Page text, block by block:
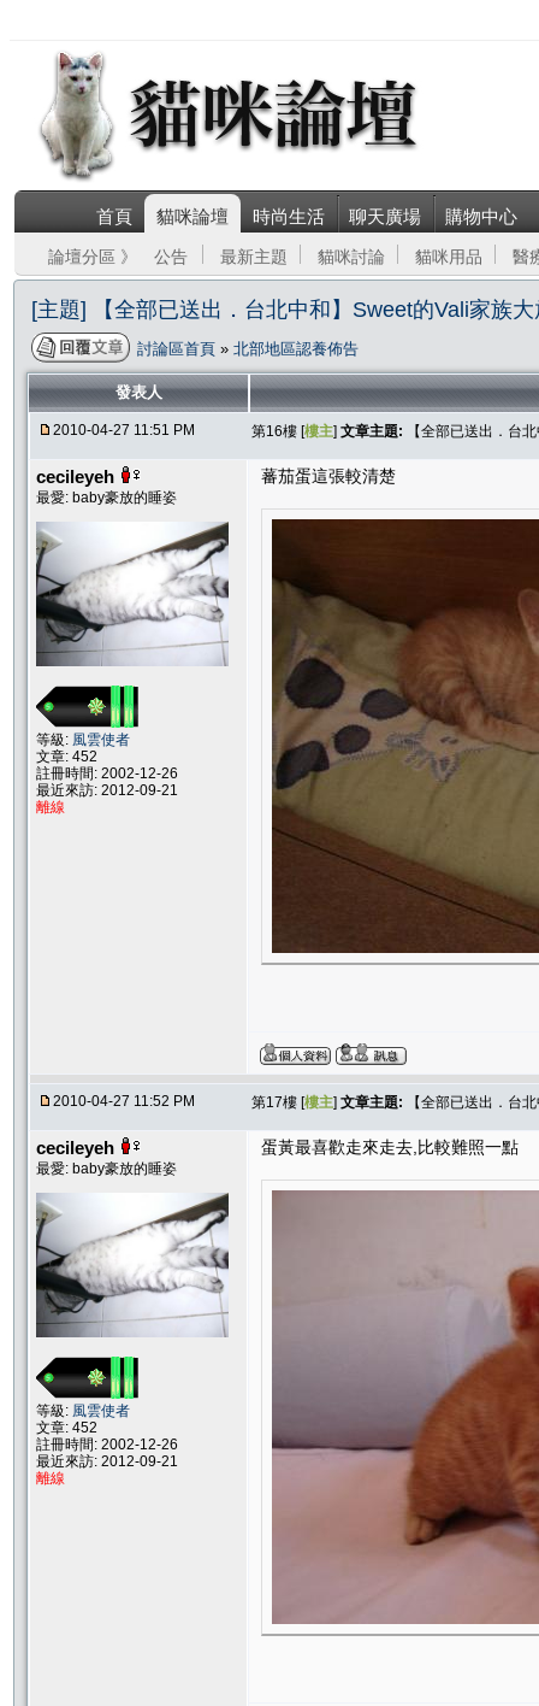
首頁 貓咪論壇 時尚生活 聊天廣場 購物中心
論壇分區 》 公告 最新主題 貓咪討論 貓咪用品 醫
[主題] 【全部已送出．台北中和】Sweet的Vali家族
討論區首頁 » 北部地區認養佈告
發表人
2010-04-27 11:51 PM 第16樓 [樓主] 文章主題: 【全部已送出．台
cecileyeh
最愛: baby豪放的睡姿
等級: 風雲使者
文章: 452
註冊時間: 2002-12-26
最近來訪: 2012-09-21
離線
蕃茄蛋這張較清楚
2010-04-27 11:52 PM 第17樓 [樓主] 文章主題: 【全部已送出．台
cecileyeh
最愛: baby豪放的睡姿
等級: 風雲使者
文章: 452
註冊時間: 2002-12-26
最近來訪: 2012-09-21
離線
蛋黃最喜歡走來走去,比較難照一點